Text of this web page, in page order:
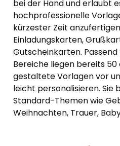
bei der Hand und erlaubt
hochprofessionelle
kürzester Zeit
Einladungskarten,
Gutscheinkarten.
Bereiche liegen bereits
gestaltete Vorlagen vor
leicht personalisieren. Sie
Standard-Themen wie
Weihnachten, Trauer,